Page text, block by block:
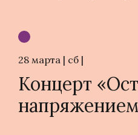
28 марта | сб |
Концерт